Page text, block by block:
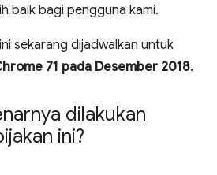
baik bagi pengguna kami.
sekarang dijadwalkan untuk
71 pada Desember 2018.
dilakukan
ini?